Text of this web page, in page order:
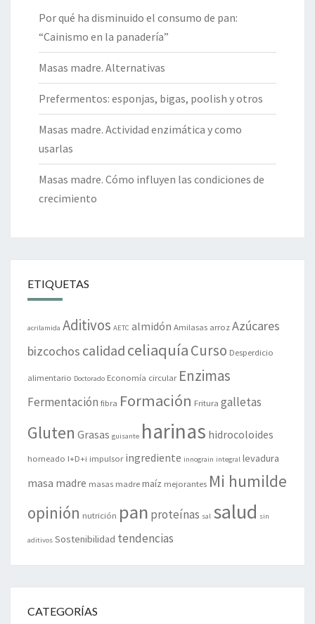
Por qué ha disminuido el consumo de pan:
“Cainismo en la panadería”
Masas madre. Alternativas
Prefermentos: esponjas, bigas, poolish y otros
Masas madre. Actividad enzimática y como
usarlas
Masas madre. Cómo influyen las condiciones de
crecimiento
ETIQUETAS
acrilamida Aditivos AETC almidón Amilasas arrozAzúcares
bizcochos calidad celiaquíaCurso Desperdicio
alimentario Doctorado Economía circular Enzimas
Fermentación fibra Formación Fritura galletas
Gluten Grasas guisante harinas hidrocoloides
horneado I+D+i impulsor ingrediente innograin integral levadura
masa madre masas madremaíz mejorantes Mi humilde
opinión nutrición pan proteínas sal salud sin
aditivos Sostenibilidad tendencias
CATEGORÍAS